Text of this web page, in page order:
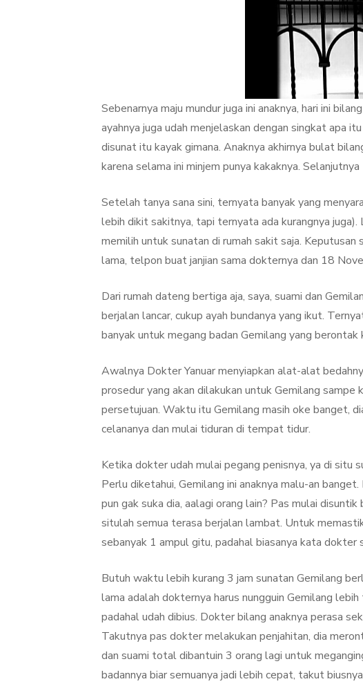
Sebenarnya maju mundur juga ini anaknya, hari ini
ayahnya juga udah menjelaskan dengan singkat apa
disunat itu kayak gimana. Anaknya akhirnya bulat
karena selama ini minjem punya kakaknya.
Setelah tanya sana sini, ternyata banyak yang
lebih dikit sakitnya, tapi ternyata ada kurangnya
memilih untuk sunatan di rumah sakit saja.
lama, telpon buat janjian sama dokternya dan 18
Dari rumah dateng bertiga aja, saya, suami dan
berjalan lancar, cukup ayah bundanya yang ikut.
banyak untuk megang badan Gemilang yang berontak
Awalnya Dokter Yanuar menyiapkan alat-alat
prosedur yang akan dilakukan untuk Gemilang
persetujuan. Waktu itu Gemilang masih oke banget,
celananya dan mulai tiduran di tempat tidur.
Ketika dokter udah mulai pegang penisnya, ya di situ
Perlu diketahui, Gemilang ini anaknya malu-an
pun gak suka dia, aalagi orang lain? Pas mulai
situlah semua terasa berjalan lambat. Untuk
sebanyak 1 ampul gitu, padahal biasanya kata dokter
Butuh waktu lebih kurang 3 jam sunatan Gemilang
lama adalah dokternya harus nungguin Gemilang
padahal udah dibius. Dokter bilang anaknya perasa
Takutnya pas dokter melakukan penjahitan, dia
dan suami total dibantuin 3 orang lagi untuk
badannya biar semuanya jadi lebih cepat, takut